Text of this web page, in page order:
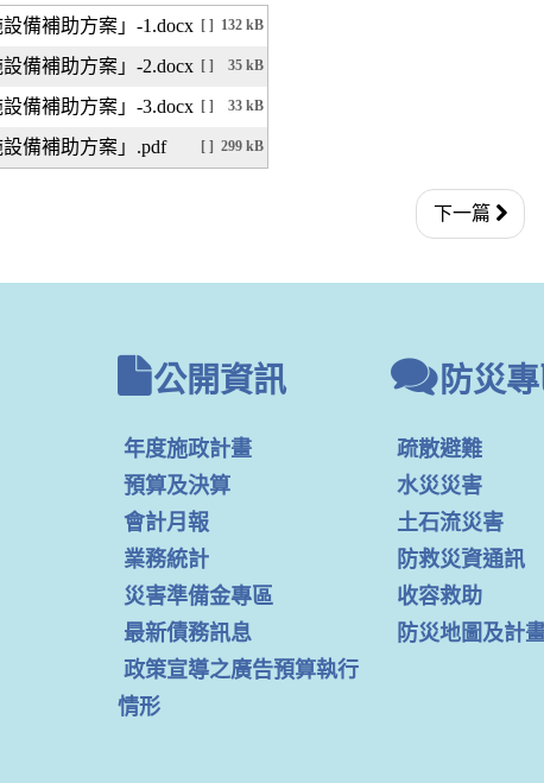
備補助方案」-1.docx 132 kB
備補助方案」-2.docx 35 kB
備補助方案」-3.docx 33 kB
備補助方案」.pdf 299 kB
下一篇
公開資訊
年度施政計畫
預算及決算
會計月報
業務統計
災害準備金專區
最新債務訊息
政策宣導之廣告預算執行
情形
防災
疏散避難
水災災害
土石流災害
防救災資通訊
收容救助
防災地圖及計